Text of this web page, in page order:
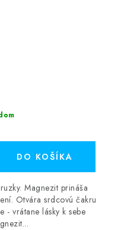
DO KOŠÍKA
Magnezit prináša
Otvára srdcovú čakru
- vrátane lásky k sebe